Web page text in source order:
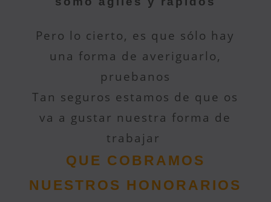
Pero lo cierto, es que sólo hay
una forma de averiguarlo,
pruebanos
Tan seguros estamos de que os
va a gustar nuestra forma de
trabajar
QUE COBRAMOS
NUESTROS HONORARIOS